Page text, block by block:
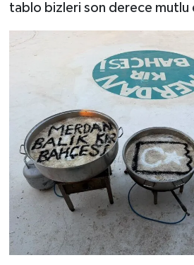
tablo bizleri son derece